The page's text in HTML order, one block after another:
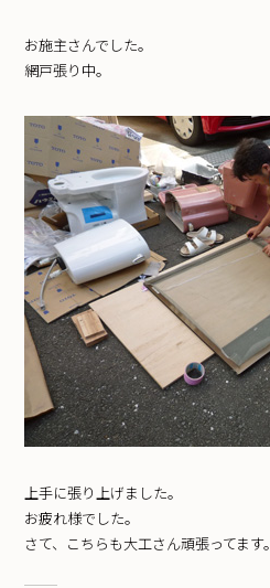
お施主さんでした。
網戸張り中。
上手に張り上げました。
お疲れ様でした。
さて、こちらも大工さん頑張ってます。